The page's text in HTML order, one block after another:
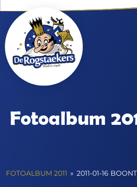
Fotoalbum
FOTOALBUM 2011 » 2011-01-16